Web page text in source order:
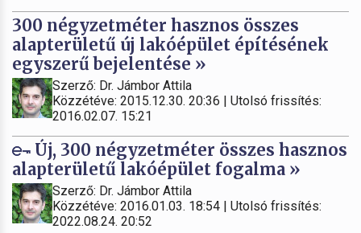
300 négyzetméter hasznos összes
alapterületű új lakóépület építésének
egyszerű bejelentése »
Szerző: Dr. Jámbor Attila
Közzétéve: 2015.12.30. 20:36 | Utolsó frissítés:
2016.02.07. 15:21
Új, 300 négyzetméter összes hasznos
alapterületű lakóépület fogalma »
Szerző: Dr. Jámbor Attila
Közzétéve: 2016.01.03. 18:54 | Utolsó frissítés:
2022.08.24. 20:52